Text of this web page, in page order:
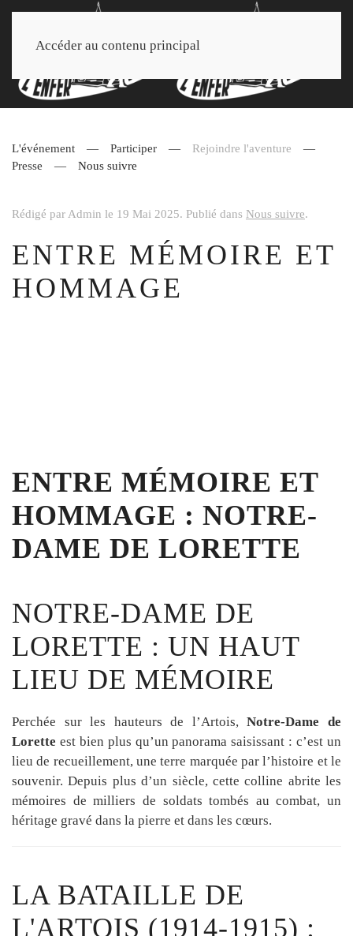
Accéder au contenu principal
L'événement Participer
Rejoindre l'aventure
Presse
Nous suivre
Rédigé par Admin le 19 Mai 2025. Publié dans Nous suivre.
ENTRE MÉMOIRE ET
HOMMAGE
ENTRE MÉMOIRE ET
HOMMAGE : NOTRE-
DAME DE LORETTE
NOTRE-DAME DE
LORETTE : UN HAUT
LIEU DE MÉMOIRE
Perchée sur les hauteurs de l’Artois,Notre-Dame de
Lorette est bien plus qu’un panorama saisissant : c’est un
lieu de recueillement, une terre marquée par l’histoire et le
souvenir. Depuis plus d’un siècle, cette colline abrite les
mémoires de milliers de soldats tombés au combat, un
héritage gravé dans la pierre et dans les cœurs.
LA BATAILLE DE
L'ARTOIS (1914-1915) :